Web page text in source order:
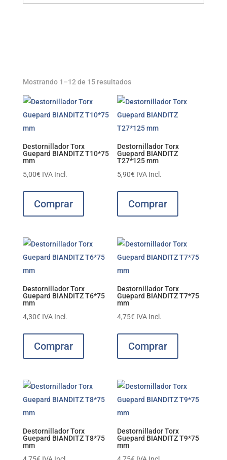
Mostrando 1–12 de 15 resultados
Destornillador Torx
Guepard BIANDITZ T10*75
mm
5,00€ IVA Incl.
Comprar
Destornillador Torx
Guepard BIANDITZ
T27*125 mm
5,90€ IVA Incl.
Comprar
Destornillador Torx
Guepard BIANDITZ T6*75
mm
4,30€ IVA Incl.
Comprar
Destornillador Torx
Guepard BIANDITZ T7*75
mm
4,75€ IVA Incl.
Comprar
Destornillador Torx
Guepard BIANDITZ T8*75
mm
Destornillador Torx
Guepard BIANDITZ T9*75
mm